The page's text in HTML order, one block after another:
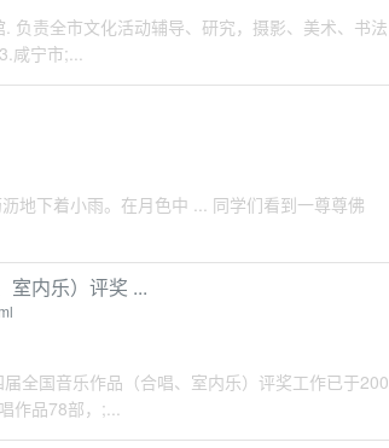
责全市文化活动辅导、研究，摄影、美术、书法
咸宁市;...
地下着小雨。在月色中 ... 同学们看到一尊尊佛
室内乐）评奖 ...
全国音乐作品（合唱、室内乐）评奖工作已于200
作品78部，;...